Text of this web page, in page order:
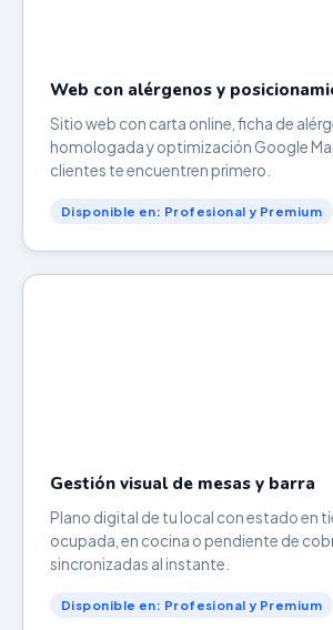
Web con alérgenos y
Sitio web con carta online, ficha de
homologada y optimización Google
clientes te encuentren primero.
Disponible en: Profesional y Premium
Gestión visual de mesas y barra
Plano digital de tu local con estado en
ocupada, en cocina o pendiente de
sincronizadas al instante.
Disponible en: Profesional y Premium